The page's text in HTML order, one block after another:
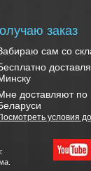
заказ
сам со
доставляют по
условия